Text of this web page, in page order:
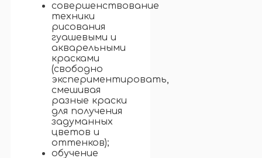
совершенствование
техники
рисования
гуашевыми и
акварельными
красками
(свободно
экспериментировать,
смешивая
разные краски
для получения
задуманных
цветов и
оттенков);
обучение